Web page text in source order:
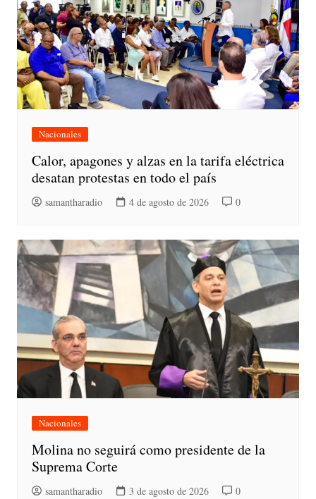
Nacionales
Calor, apagones y alzas en la tarifa eléctrica
desatan protestas en todo el país
samantharadio 4 de agosto de 2026 0
Nacionales
Molina no seguirá como presidente de la
Suprema Corte
samantharadio 3 de agosto de 2026 0